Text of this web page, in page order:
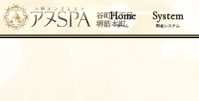
谷町九丁目
堺筋本町
Home
ホーム
System
料金システム